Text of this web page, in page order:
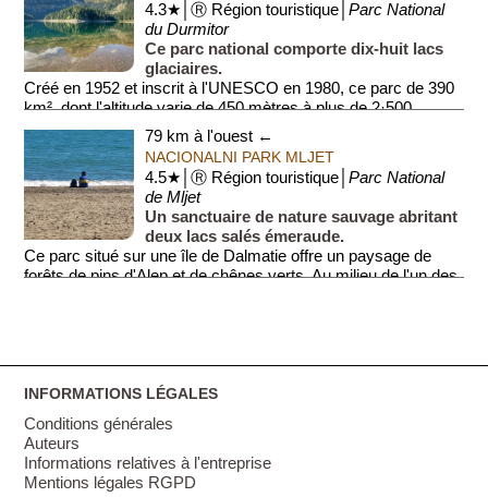
4.3★│Ⓡ Région touristique│Parc National
du Durmitor
Ce parc national comporte dix-huit lacs
glaciaires.
Créé en 1952 et inscrit à l'UNESCO en 1980, ce parc de 390
km², dont l'altitude varie de 450 mètres à plus de 2·500
mètres, abrite 18 lacs glaciai...
79 km à l'ouest ←
NACIONALNI PARK MLJET
4.5★│Ⓡ Région touristique│Parc National
de Mljet
Un sanctuaire de nature sauvage abritant
deux lacs salés émeraude.
Ce parc situé sur une île de Dalmatie offre un paysage de
forêts de pins d'Alep et de chênes verts. Au milieu de l'un des
INFORMATIONS LÉGALES
Conditions générales
Auteurs
Informations relatives à l'entreprise
Mentions légales RGPD